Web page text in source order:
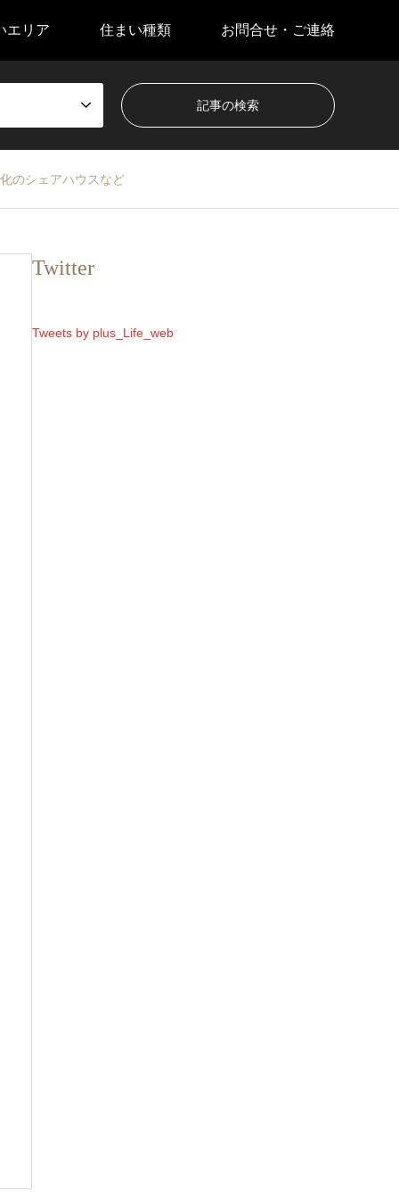
エリア 住まい種類 お問合せ・ご連絡
のシェアハウスなど
Twitter
Tweets by plus_Life_web